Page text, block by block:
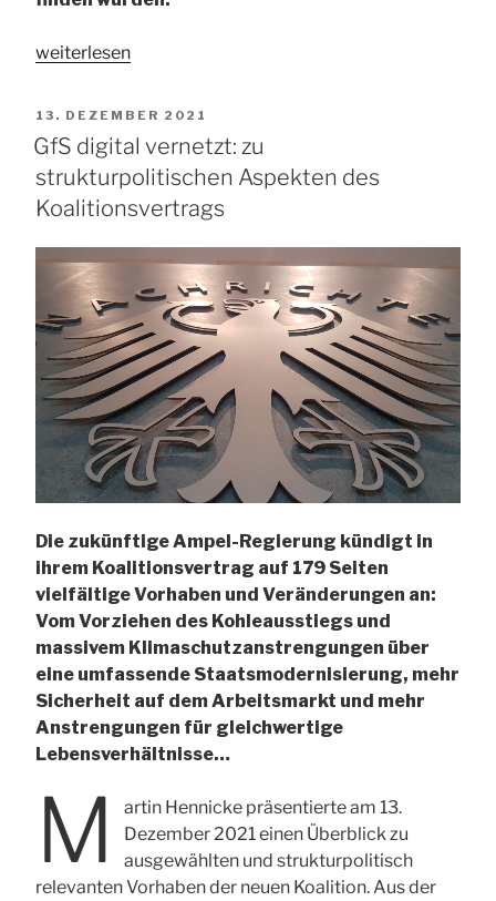
„GfS
Thema
„Sonderplanungszonen““
weiterlesen
VERÖFFENTLICHT
AM
13. DEZEMBER 2021
GfS digital vernetzt: zu
strukturpolitischen Aspekten des
Koalitionsvertrags
Die zukünftige Ampel-Regierung kündigt in
ihrem Koalitionsvertrag auf 179 Seiten
vielfältige Vorhaben und Veränderungen an:
Vom Vorziehen des Kohleausstiegs und
massivem Klimaschutzanstrengungen über
eine umfassende Staatsmodernisierung, mehr
Sicherheit auf dem Arbeitsmarkt und mehr
Anstrengungen für gleichwertige
Lebensverhältnisse…
M
artin Hennicke präsentierte am 13.
Dezember 2021 einen Überblick zu
ausgewählten und strukturpolitisch
relevanten Vorhaben der neuen Koalition. Aus der